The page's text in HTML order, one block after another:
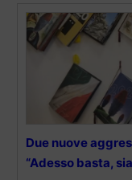
Due nuove
“Adesso basta,